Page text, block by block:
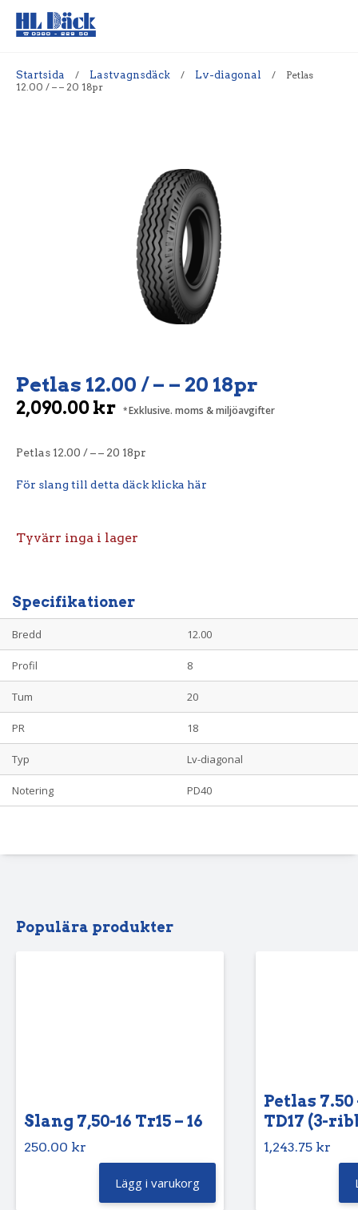
Startsida / Lastvagnsdäck / Lv-diagonal /
Petlas
12.00 / – – 20 18pr
Petlas 12.00 / – – 20 18pr
2,090.00kr Exklusive. moms & miljöavgifter
Petlas 12.00 / – – 20 18pr
För slang till detta däck klicka här
Tyvärr inga i lager
Specifikationer
Bredd 12.00
Profil 8
Tum 20
PR 18
Typ Lv-diagonal
Notering PD40
Populära produkter
Slang 7,50-16 Tr15 – 16
250.00 kr
Lägg i varukorg
Petlas 7.50
TD17 (3-
1,243.75 kr